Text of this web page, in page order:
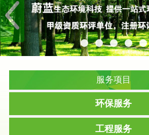
服务项目
环保服务
工程服务